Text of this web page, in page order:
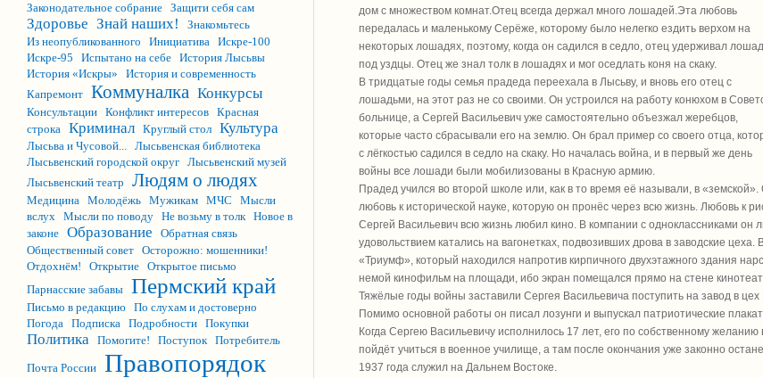
Законодательное собрание Защити себя сам
Здоровье Знай наших!
Знакомьтесь
Из неопубликованного
Инициатива Искре-100
Искре-95
Испытано на себе История Лысьвы
История «Искры»
История и современность
Капремонт Коммуналка Конкурсы
Консультации Конфликт интересов Красная
строка Криминал Круглый стол Культура
Лысьва и Чусовой... Лысьвенская библиотека
Лысьвенский городской округ Лысьвенский музей
Лысьвенский театр
Людям о людях
Медицина Молодёжь Мужикам МЧС
Мысли
вслух Мысли по поводу Не возьму в толк Новое в
законе Образование
Обратная связь
Общественный совет Осторожно: мошенники!
Отдохнём!
Открытие Открытое письмо
Парнасские забавы Пермский край
Письмо в редакцию По слухам и достоверно
Погода Подписка Подробности Покупки
Политика Помогите! Поступок Потребитель
Почта России Правопорядок
дом с множеством комнат.Отец всегда держал много лошадей.Эта любовь
передалась и маленькому Серёже, которому было нелегко ездить верхом на
некоторых лошадях, поэтому, когда он садился в седло, отец удерживал
под уздцы. Отец же знал толк в лошадях и мог оседлать коня на скаку.
В тридцатые годы семья прадеда переехала в Лысьву, и вновь его отец с
лошадьми, на этот раз не со своими. Он устроился на работу конюхом в
больнице, а Сергей Васильевич уже самостоятельно объезжал жеребцов,
которые часто сбрасывали его на землю. Он брал пример со своего отца,
с лёгкостью садился в седло на скаку. Но началась война, и в первый же день
войны все лошади были мобилизованы в Красную армию.
Прадед учился во второй школе или, как в то время её называли, в
любовь к исторической науке, которую он пронёс через всю жизнь. Любовь к
Сергей Васильевич всю жизнь любил кино. В компании с одноклассниками он
удовольствием катались на вагонетках, подвозивших дрова в заводские
«Триумф», который находился напротив кирпичного двухэтажного здания
немой кинофильм на площади, ибо экран помещался прямо на стене
Тяжёлые годы войны заставили Сергея Васильевича поступить на завод в
Помимо основной работы он писал лозунги и выпускал патриотические
Когда Сергею Васильевичу исполнилось 17 лет, его по собственному
пойдёт учиться в военное училище, а там после окончания уже законно
1937 года служил на Дальнем Востоке.